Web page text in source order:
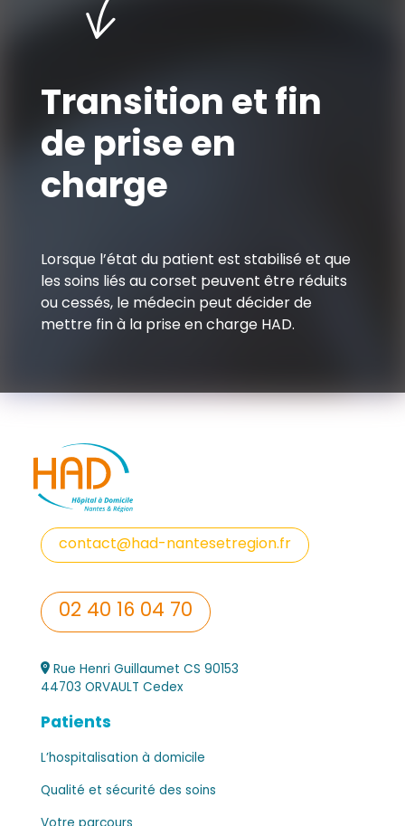
Transition et fin
de prise en
charge
Lorsque l’état du patient est stabilisé et que
les soins liés au corset peuvent être réduits
ou cessés, le médecin peut décider de
mettre fin à la prise en charge HAD.
contact@had-nantesetregion.fr
02 40 16 04 70
Rue Henri Guillaumet CS 90153
44703 ORVAULT Cedex
Patients
L’hospitalisation à domicile
Qualité et sécurité des soins